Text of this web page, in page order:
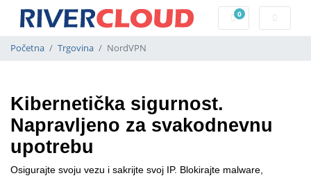
0Košarica
Početna Trgovina NordVPN
Kibernetička sigurnost.
Napravljeno za svakodnevnu
upotrebu
Osigurajte svoju vezu i sakrijte svoj IP. Blokirajte malware,